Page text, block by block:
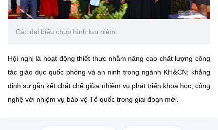
Các đại biểu chụp hình lưu niệm.
Hội nghị là hoạt động thiết thực nhằm nâng cao chất lượng công
tác giáo dục quốc phòng và an ninh trong ngành KH&CN; khẳng
định sự gắn kết chặt chẽ giữa nhiệm vụ phát triển khoa học, công
nghệ với nhiệm vụ bảo vệ Tổ quốc trong giai đoạn mới.